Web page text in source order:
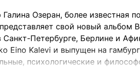
Озеран, более известная
свой новый альбом
Петербурге, Берлине и
Eino Kalevi и выпущен на
психологические и